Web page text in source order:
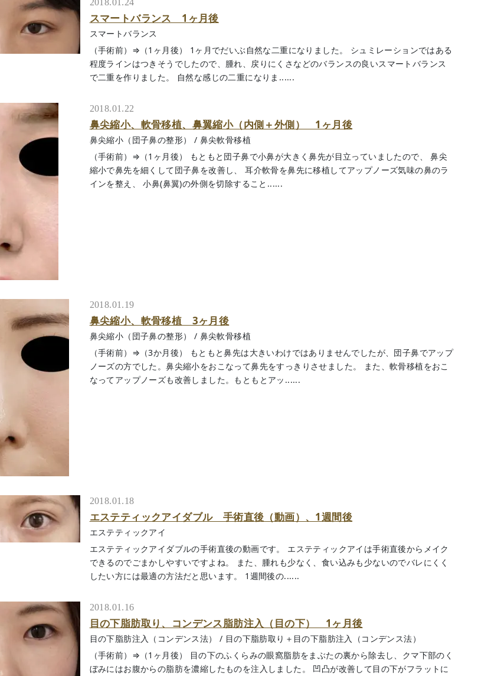
2018.01.24
スマートバランス 1ヶ月後
スマートバランス
（手術前）⇒（1ヶ月後） 1ヶ月でだいぶ自然な二重になりました。 シュミレーションではある
程度ラインはつきそうでしたので、腫れ、戻りにくさなどのバランスの良いスマートバランス
で二重を作りました。 自然な感じの二重になりま......
2018.01.22
鼻尖縮小、軟骨移植、鼻翼縮小（内側＋外側） 1ヶ月後
鼻尖縮小（団子鼻の整形） / 鼻尖軟骨移植
（手術前）⇒（1ヶ月後） もともと団子鼻で小鼻が大きく鼻先が目立っていましたので、 鼻尖
縮小で鼻先を細くして団子鼻を改善し、 耳介軟骨を鼻先に移植してアップノーズ気味の鼻のラ
インを整え、 小鼻(鼻翼)の外側を切除すること......
2018.01.19
鼻尖縮小、軟骨移植 3ヶ月後
鼻尖縮小（団子鼻の整形） / 鼻尖軟骨移植
（手術前）⇒（3か月後） もともと鼻先は大きいわけではありませんでしたが、団子鼻でアップ
ノーズの方でした。鼻尖縮小をおこなって鼻先をすっきりさせました。 また、軟骨移植をおこ
なってアップノーズも改善しました。もともとアッ......
2018.01.18
エステティックアイダブル 手術直後（動画）、1週間後
エステティックアイ
エステティックアイダブルの手術直後の動画です。 エステティックアイは手術直後からメイク
できるのでごまかしやすいですよね。 また、腫れも少なく、食い込みも少ないのでバレにくく
したい方には最適の方法だと思います。 1週間後の......
2018.01.16
目の下脂肪取り、コンデンス脂肪注入（目の下） 1ヶ月後
目の下脂肪注入（コンデンス法） / 目の下脂肪取り＋目の下脂肪注入（コンデンス法）
（手術前）⇒（1ヶ月後） 目の下のふくらみの眼窩脂肪をまぶたの裏から除去し、クマ下部のく
ぼみにはお腹からの脂肪を濃縮したものを注入しました。 凹凸が改善して目の下がフラットに